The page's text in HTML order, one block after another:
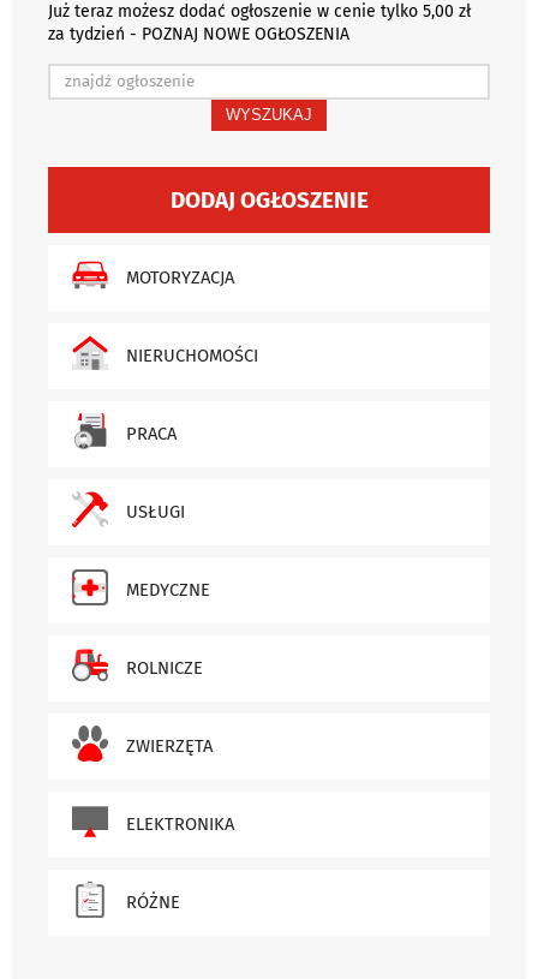
Już teraz możesz dodać ogłoszenie w cenie tylko 5,00 zł
za tydzień - POZNAJ NOWE OGŁOSZENIA
WYSZUKAJ
DODAJ OGŁOSZENIE
MOTORYZACJA
NIERUCHOMOŚCI
PRACA
USŁUGI
MEDYCZNE
ROLNICZE
ZWIERZĘTA
ELEKTRONIKA
RÓŻNE